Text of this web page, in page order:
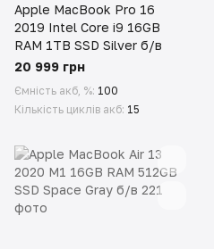
Apple MacBook Pro 16
2019 Intel Core i9 16GB
RAM 1TB SSD Silver б/в
20 999 грн
Ємність акб, % 100
Кількість циклів акб 15